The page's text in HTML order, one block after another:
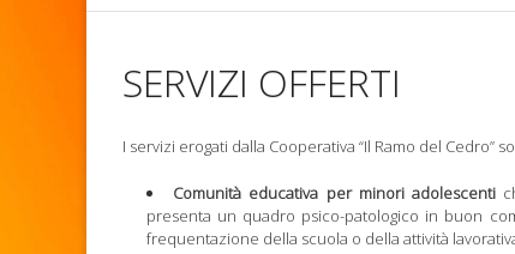
SERVIZI OFFERTI
I servizi erogati dalla Cooperativa “Il Ramo del Cedro”
Comunità educativa per minori adolescenti
presenta un quadro psico-patologico in buon
frequentazione della scuola o della attività